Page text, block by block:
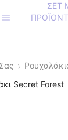
ΣΕΤ